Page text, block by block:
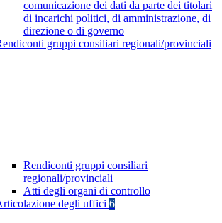
comunicazione dei dati da parte dei titolari
di incarichi politici, di amministrazione, di
direzione o di governo
gruppi consiliari regionali/provinciali
Rendiconti gruppi consiliari
regionali/provinciali
Atti degli organi di controllo
degli uffici 6